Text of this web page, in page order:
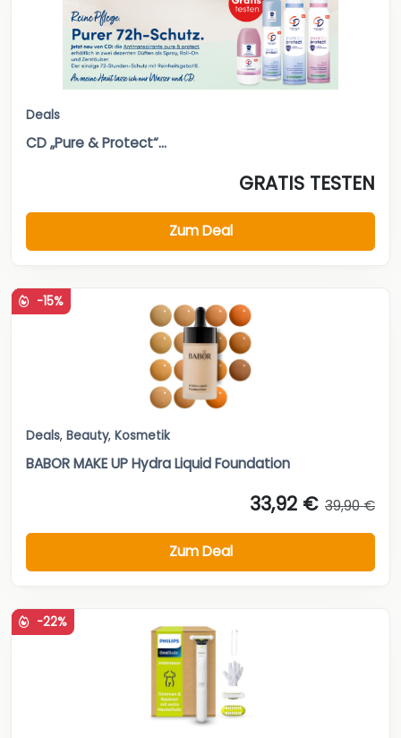
Deals
CD „Pure & Protect“...
GRATIS TESTEN
Zum Deal
-15%
Deals, Beauty, Kosmetik
BABOR MAKE UP Hydra Liquid Foundation
33,92 € 39,90 €
Zum Deal
-22%